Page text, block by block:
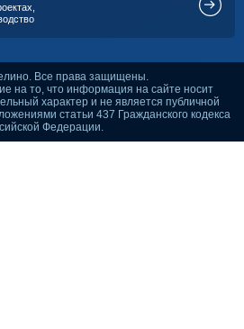
Все права защищены.
на то, что информация на сайте носит
характер и не является публичной
статьи 437 Гражданского кодекса
Федерации.